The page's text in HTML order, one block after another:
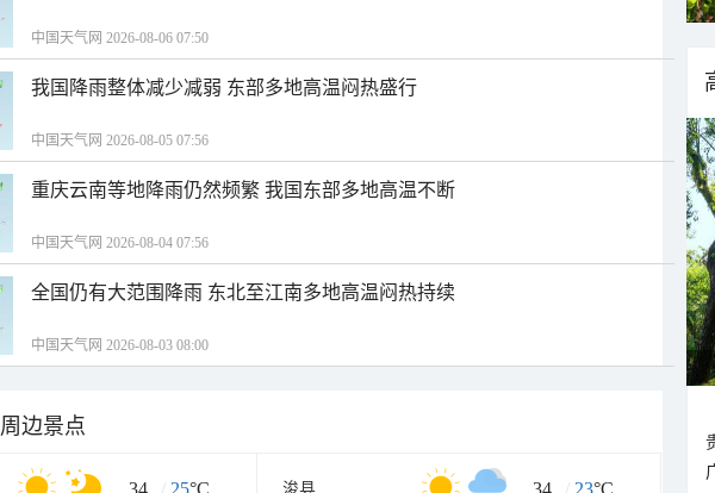
中国天气网 2026-08-06 07:50
我国降雨整体减少减弱 东部多地高温闷热盛行
中国天气网 2026-08-05 07:56
重庆云南等地降雨仍然频繁 我国东部多地高温不断
中国天气网 2026-08-04 07:56
全国仍有大范围降雨 东北至江南多地高温闷热持续
中国天气网 2026-08-03 08:00
周边景点
34 / 25°C 浚县 34 / 23°C